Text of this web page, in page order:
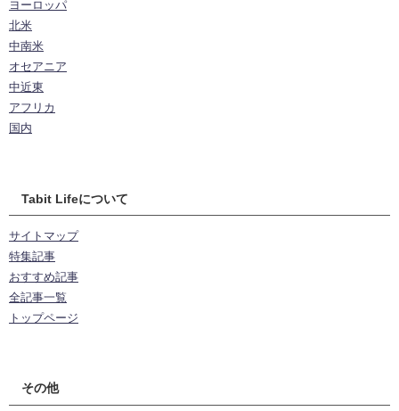
ヨーロッパ
北米
中南米
オセアニア
中近東
アフリカ
国内
Tabit Lifeについて
サイトマップ
特集記事
おすすめ記事
全記事一覧
トップページ
その他